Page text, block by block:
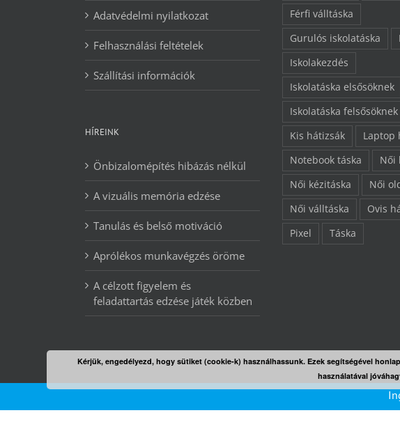
Adatvédelmi nyilatkozat
Felhasználási feltételek
Szállítási információk
HÍREINK
Önbizalomépítés hibázás nélkül
A vizuális memória edzése
Tanulás és belső motiváció
Aprólékos munkavégzés öröme
A célzott figyelem és
feladattartás edzése játék közben
Férfi válltáska
Gurulós iskolatáska
Iskolakezdés
Iskolatáska elsősöknek
Iskolatáska felsősöknek
Kis hátizsák
Laptop
Notebook táska
Női
Női kézitáska
Női
Női válltáska
Ovis
Pixel
Táska
Kérjük, engedélyezd, hogy sütiket (cookie-k) használhassunk. Ezek segítségével
használatával